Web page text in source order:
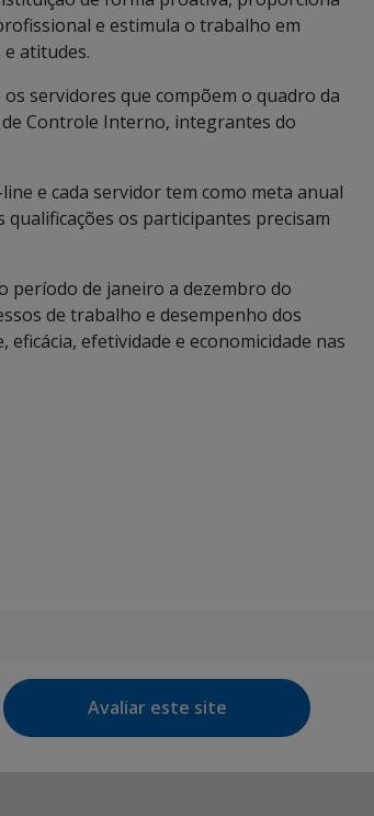
e estimula o trabalho em
atitudes.
servidores que compõem o quadro da
Controle Interno, integrantes do
e cada servidor tem como meta anual
os participantes precisam
período de janeiro a dezembro do
de trabalho e desempenho dos
efetividade e economicidade nas
Avaliar este site